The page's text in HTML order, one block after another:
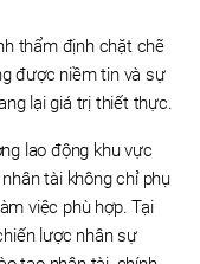
thẩm định chặt chẽ
được niềm tin và sự
lại giá trị thiết thực.
lao động khu vực
tài không chỉ phụ
việc phù hợp. Tại
lược nhân sự